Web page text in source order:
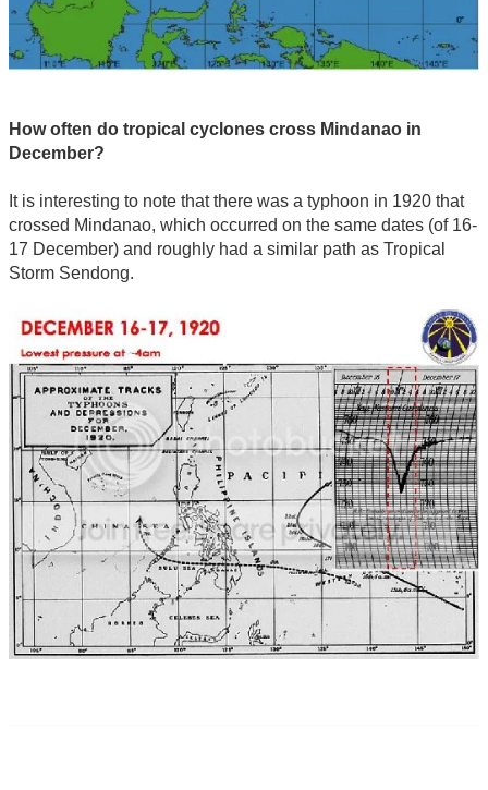
How often do tropical cyclones cross Mindanao in
December?
It is interesting to note that there was a typhoon in 1920 that
crossed Mindanao, which occurred on the same dates (of 16-
17 December) and roughly had a similar path as Tropical
Storm Sendong.